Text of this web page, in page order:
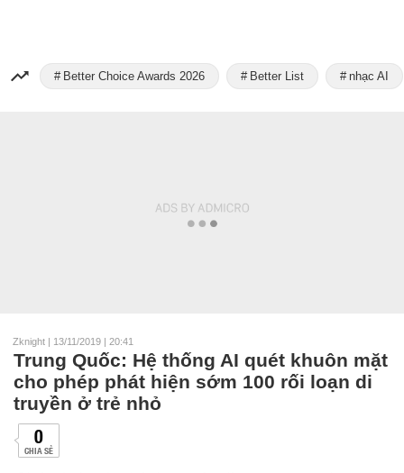
Better Choice Awards 2026 Better List nhạc AI
Zknight | 13/11/2019 | 20:41
Trung Quốc: Hệ thống AI quét khuôn mặt
cho phép phát hiện sớm 100 rối loạn di
truyền ở trẻ nhỏ
0
CHIA SẺ